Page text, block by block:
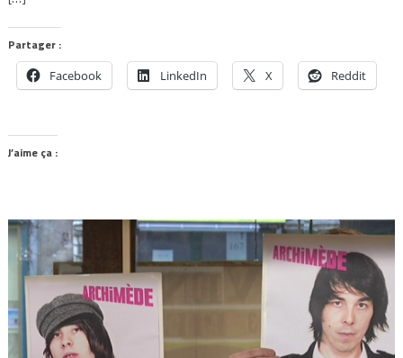
Partager :
Facebook LinkedIn X Reddit
J’aime ça :